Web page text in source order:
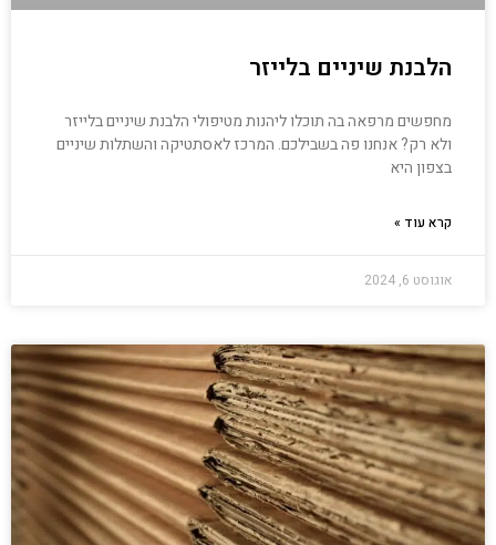
הלבנת שיניים בלייזר
מחפשים מרפאה בה תוכלו ליהנות מטיפולי הלבנת שיניים בלייזר
ולא רק? אנחנו פה בשבילכם. המרכז לאסתטיקה והשתלות שיניים
בצפון היא
קרא עוד »
אוגוסט 6, 2024